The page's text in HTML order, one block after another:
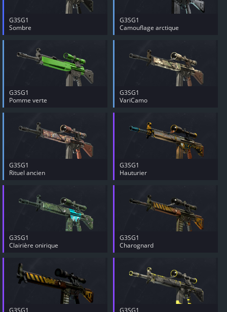
G3SG1
Sombre
G3SG1
Camouflage arctique
G3SG1
Pomme verte
G3SG1
VariCamo
G3SG1
Rituel ancien
G3SG1
Hauturier
G3SG1
Clairière onirique
G3SG1
Charognard
G3SG1 G3SG1